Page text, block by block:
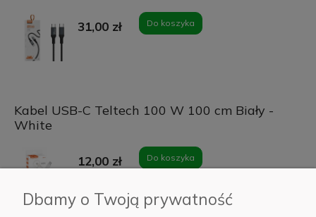
31,00 zł Do koszyka
Kabel USB-C Teltech 100 W 100 cm Biały -
White
12,00 zł Do koszyka
Dbamy o Twoją prywatność